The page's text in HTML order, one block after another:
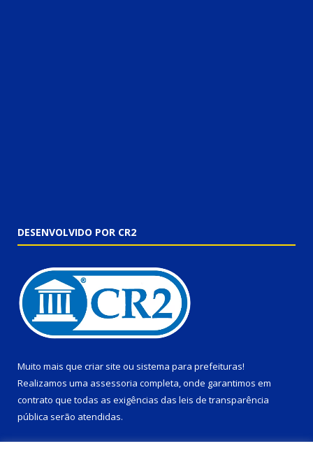
DESENVOLVIDO POR CR2
Muito mais que criar site ou sistema para prefeituras!
Realizamos uma assessoria completa, onde garantimos em
contrato que todas as exigências das leis de transparência
pública serão atendidas.